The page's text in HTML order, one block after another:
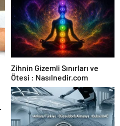
Zihnin Gizemli Sınırları ve
Ötesi : Nasılnedir.com